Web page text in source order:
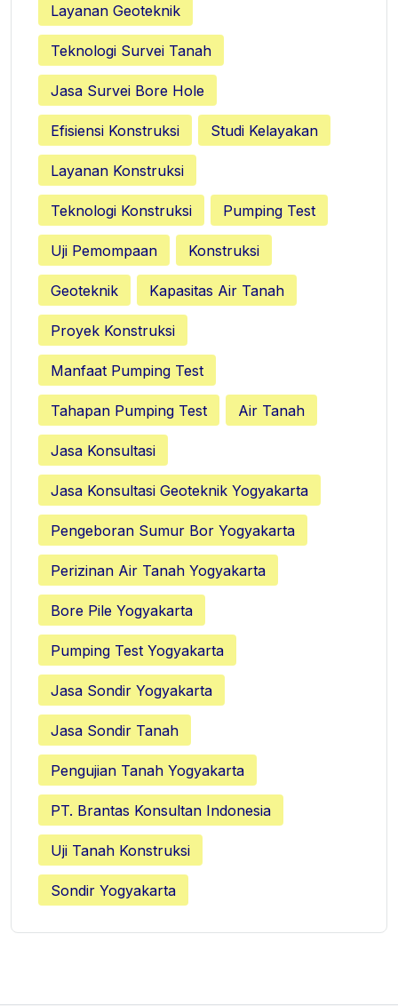
Layanan Geoteknik
Teknologi Survei Tanah
Jasa Survei Bore Hole
Efisiensi Konstruksi Studi Kelayakan
Layanan Konstruksi
Teknologi Konstruksi Pumping Test
Uji Pemompaan Konstruksi
Geoteknik Kapasitas Air Tanah
Proyek Konstruksi
Manfaat Pumping Test
Tahapan Pumping Test Air Tanah
Jasa Konsultasi
Jasa Konsultasi Geoteknik Yogyakarta
Pengeboran Sumur Bor Yogyakarta
Perizinan Air Tanah Yogyakarta
Bore Pile Yogyakarta
Pumping Test Yogyakarta
Jasa Sondir Yogyakarta
Jasa Sondir Tanah
Pengujian Tanah Yogyakarta
PT. Brantas Konsultan Indonesia
Uji Tanah Konstruksi
Sondir Yogyakarta